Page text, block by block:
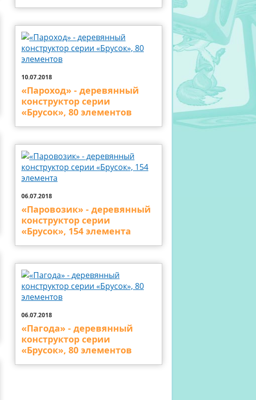
10.07.2018
«Пароход» - деревянный
конструктор серии
«Брусок», 80 элементов
06.07.2018
«Паровозик» - деревянный
конструктор серии
«Брусок», 154 элемента
06.07.2018
«Пагода» - деревянный
конструктор серии
«Брусок», 80 элементов